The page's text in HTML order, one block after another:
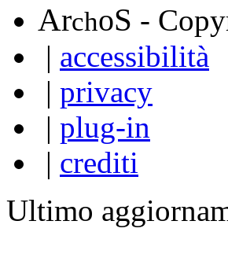
ArchoS -
| accessibilità
| privacy
| plug-in
| crediti
Ultimo